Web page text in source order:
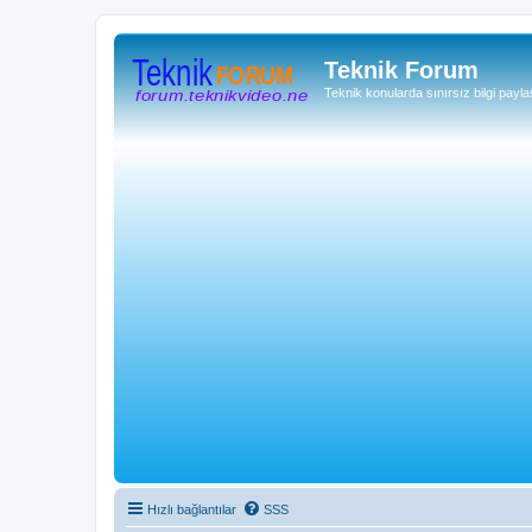
Teknik Forum
Teknik konularda sınırsız bilgi
Hızlı bağlantılar SSS